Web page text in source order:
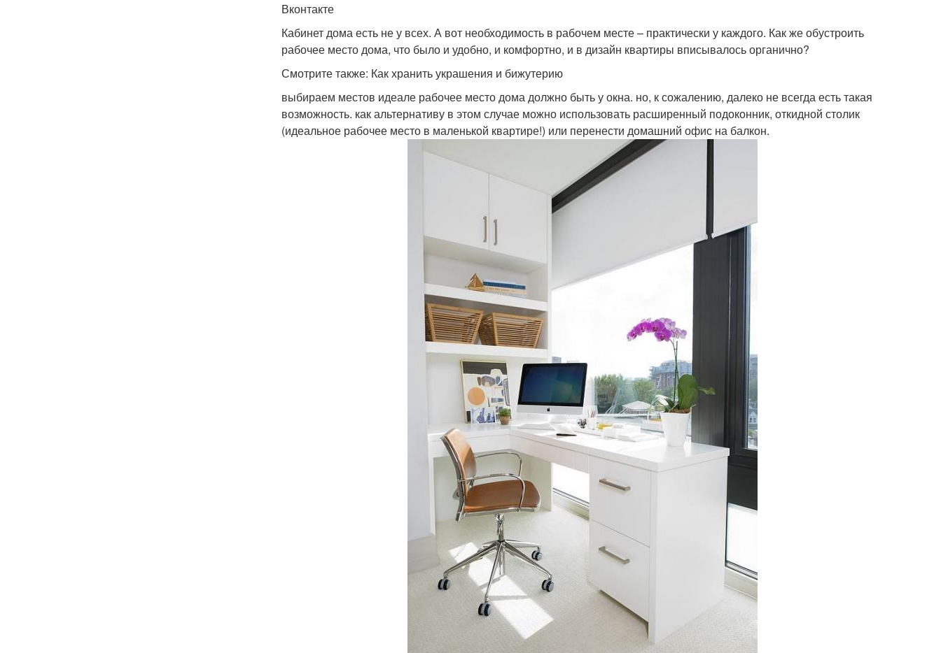
Вконтакте
Кабинет дома есть не у всех. А вот необходимость в рабочем месте – практически у каждого. Как же обустроить
рабочее место дома, что было и удобно, и комфортно, и в дизайн квартиры вписывалось органично?
Смотрите также: Как хранить украшения и бижутерию
выбираем местов идеале рабочее место дома должно быть у окна. но, к сожалению, далеко не всегда есть такая
возможность. как альтернативу в этом случае можно использовать расширенный подоконник, откидной столик
(идеальное рабочее место в маленькой квартире!) или перенести домашний офис на балкон.